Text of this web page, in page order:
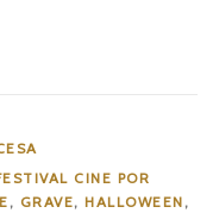
CINE POR
, GRAVE,HALLOWEEN ,